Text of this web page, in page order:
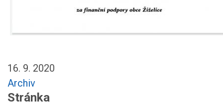
16. 9. 2020
Archiv
Stránka